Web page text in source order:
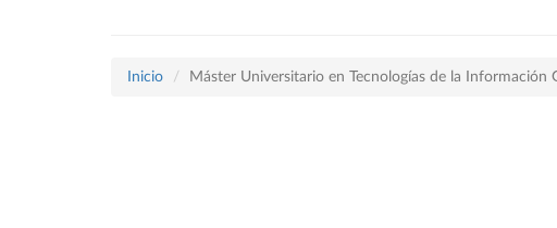
Inicio Máster Universitario en Tecnologías de la